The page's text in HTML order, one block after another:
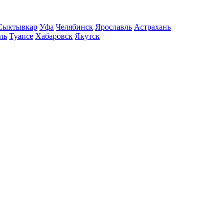
Уфа Челябинск Ярославль Астрахань
Туапсе Хабаровск Якутск